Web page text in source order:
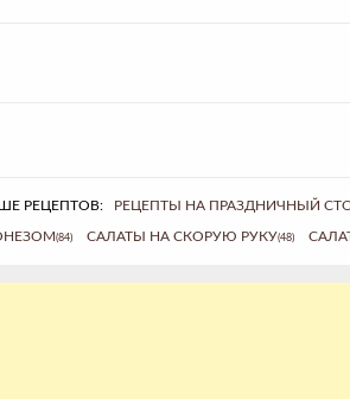
РЕЦЕПТОВ: РЕЦЕПТЫ НА ПРАЗДНИЧНЫЙ
(84) САЛАТЫ НА СКОРУЮ РУКУ(48)